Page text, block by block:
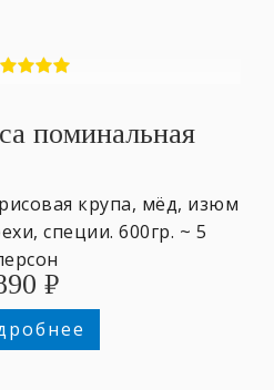
поминальная
крупа, мёд, изюм
специи. 600гр. ~ 5
₽